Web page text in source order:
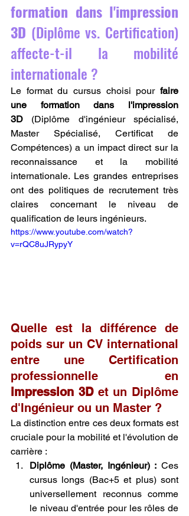
formation dans l'impression
3D (Diplôme vs. Certification)
affecte-t-il la mobilité
internationale ?
Le format du cursus choisi pour faire
une formation dans l'impression
3D (Diplôme d'ingénieur spécialisé,
Master Spécialisé, Certificat de
Compétences) a un impact direct sur la
reconnaissance et la mobilité
internationale. Les grandes entreprises
ont des politiques de recrutement très
claires concernant le niveau de
qualification de leurs ingénieurs.
https://www.youtube.com/watch?
v=rQC8uJRypyY
Quelle est la différence de
poids sur un CV international
entre une Certification
impression 3D et un Diplôme
d'Ingénieur ou un Master ?
La distinction entre ces deux formats est
cruciale pour la mobilité et l'évolution de
carrière :
Diplôme (Master, Ingénieur) : Ces
cursus longs (Bac+5 et plus) sont
universellement reconnus comme
le niveau d'entrée pour les rôles de